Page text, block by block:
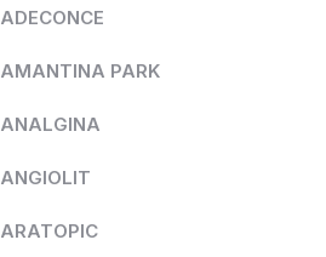
ADECONCE
AMANTINA PARK
ANALGINA
ANGIOLIT
ARATOPIC